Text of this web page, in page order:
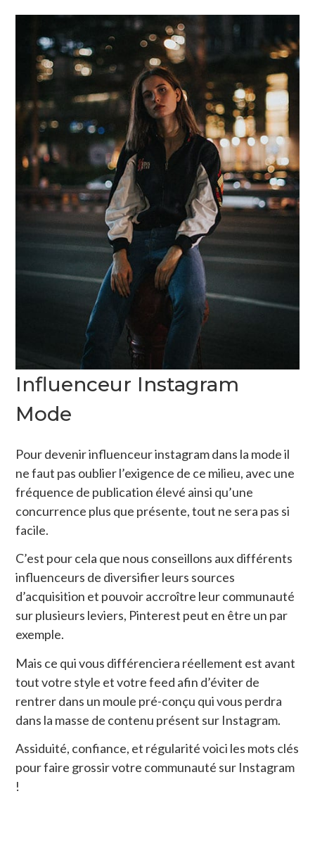
Influenceur Instagram
Mode
Pour devenir influenceur instagram dans la mode il
ne faut pas oublier l’exigence de ce milieu, avec une
fréquence de publication élevé ainsi qu’une
concurrence plus que présente, tout ne sera pas si
facile.
C’est pour cela que nous conseillons aux différents
influenceurs de diversifier leurs sources
d’acquisition et pouvoir accroître leur communauté
sur plusieurs leviers, Pinterest peut en être un par
exemple.
Mais ce qui vous différenciera réellement est avant
tout votre style et votre feed afin d’éviter de
rentrer dans un moule pré-conçu qui vous perdra
dans la masse de contenu présent sur Instagram.
Assiduité, confiance, et régularité voici les mots clés
pour faire grossir votre communauté sur Instagram
!